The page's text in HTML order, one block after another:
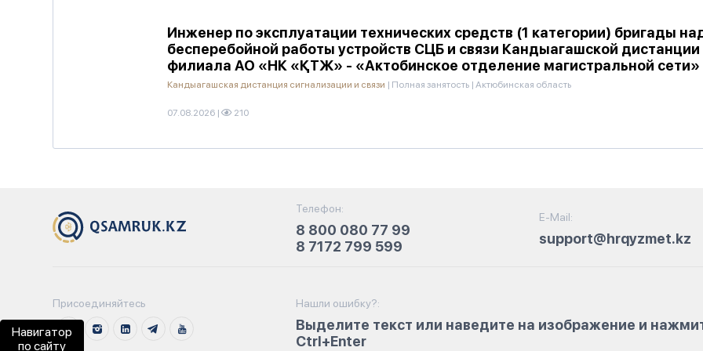
Инженер по эксплуатации технических средств (1 категории) бригады
бесперебойной работы устройств СЦБ и связи Кандыагашской дистанции
филиала АО «НК «ҚТЖ» - «Актобинское отделение магистральной сети»
Кандыагашская дистанция сигнализации и связи | Полная занятость | Актюбинская область
07.08.2026 | 210
Телефон:
8 800 080 77 99
8 7172 799 599
E-Mail:
support@hrqyzmet.kz
Присоединяйтесь Нашли ошибку?:
Выделите текст или наведите на изображение и
Ctrl+Enter
Навигатор
по сайту